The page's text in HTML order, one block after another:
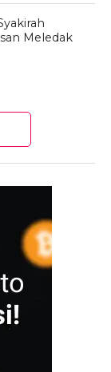
Meledak